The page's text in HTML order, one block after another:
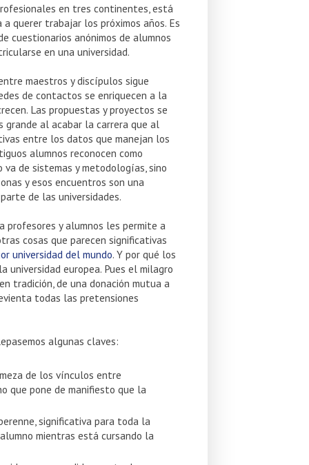
en tres continentes, está
querer trabajar los próximos años. Es
cuestionarios anónimos de alumnos
en una universidad.
maestros y discípulos sigue
de contactos se enriquecen a la
Las propuestas y proyectos se
al acabar la carrera que al
entre los datos que manejan los
alumnos reconocen como
de sistemas y metodologías, sino
y esos encuentros son una
de las universidades.
profesores y alumnos les permite a
cosas que parecen significativas
universidad del mundo. Y por qué los
europea. Pues el milagro
tradición, de una donación mutua a
todas las pretensiones
algunas claves:
de los vínculos entre
que pone de manifiesto que la
significativa para toda la
mientras está cursando la